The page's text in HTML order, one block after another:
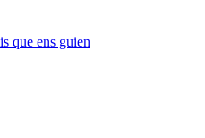
que ens guien